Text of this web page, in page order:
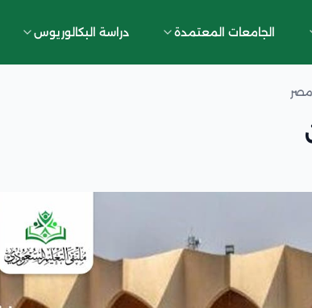
الجامعات المعتمدة دراسة البكالوريوس
مصر